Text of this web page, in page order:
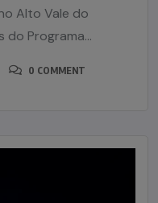
Alto Vale do
do Programa...
0 COMMENT